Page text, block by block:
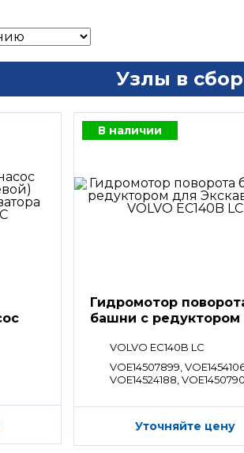
Узлы в
В наличии
Гидромотор
башни с редуктором
VOLVO EC140B LC
VOE14507899,
VOE14524188,
Уточняйте цену